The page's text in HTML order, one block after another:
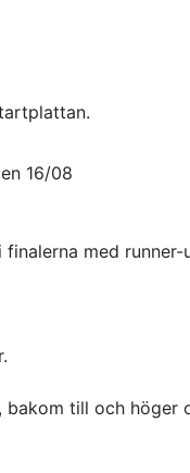
16/08
med
bakom till och höger